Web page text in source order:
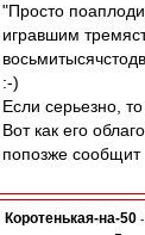
"Просто
игравшим
:-)
Если серьезно,
Вот как его
попозже сообщит
Коротенькая-на-50 -